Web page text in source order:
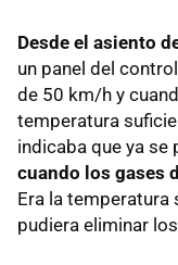
Desde el asiento
un panel del
de 50 km/h y
temperatura
indicaba que ya se
cuando los gases
Era la temperatura
pudiera eliminar